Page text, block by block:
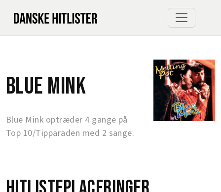
Blue Mink
Blue Mink optræder 4 gange på
Top 10/Tipparaden med 2 sange.